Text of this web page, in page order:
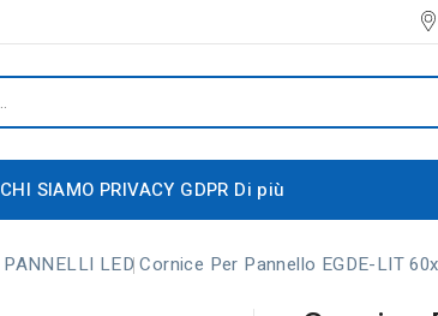
CHI SIAMO PRIVACY GDPR Di più
PANNELLI LED Cornice Per Pannello EGDE-LIT